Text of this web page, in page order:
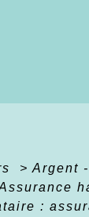
> Argent
: